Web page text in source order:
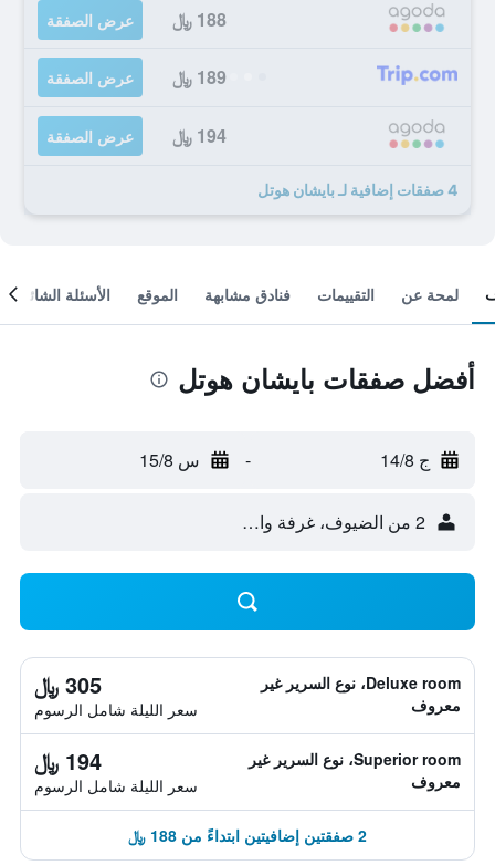
188 ﷼ عرض الصفقة
189 ﷼ عرض الصفقة
194 ﷼ عرض الصفقة
4 صفقات إضافية لـ بايشان هوتل
لمحة عن التقييمات فنادق مشابهة الموقع الأسئلة الشائعة
أفضل صفقات بايشان هوتل
ج 14/8 - س 15/8
2 من الضيوف، غرفة واحدة
Deluxe room، نوع السرير غير
معروف
305 ﷼
سعر الليلة شامل الرسوم
Superior room، نوع السرير غير
معروف
194 ﷼
سعر الليلة شامل الرسوم
2 صفقتين إضافيتين ابتداءً من 188 ﷼